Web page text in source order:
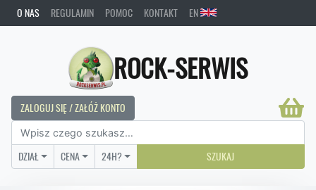
O NAS REGULAMIN POMOC KONTAKT EN
ROCK-SERWIS
ZALOGUJ SIĘ / ZAŁÓŻ KONTO
DZIAŁ CENA 24H? SZUKAJ